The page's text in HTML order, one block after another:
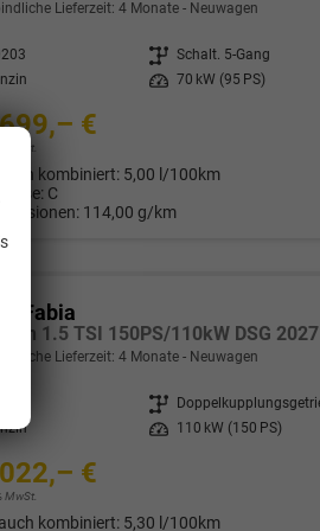
Lieferzeit:4 Monate Neuwagen
Getriebe Schalt. 5-Gang
Leistung 70 kW (95 PS)
€
MwSt.
kombiniert: 5,00 l/100km
C
114,00 g/km
Fabia
1.5 TSI 150PS/110kW DSG 2027
Lieferzeit:4 Monate Neuwagen
Getriebe
Leistung 110 kW (150 PS)
€
MwSt.
kombiniert: 5,30 l/100km